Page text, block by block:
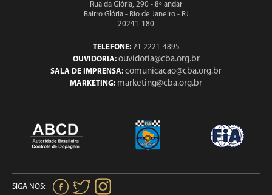
Rua da Glória, 290 - 8º andar
Bairro Glória - Rio de Janeiro - RJ
20241-180
TELEFONE:21 2221-4895
OUVIDORIA: ouvidoria@cba.org.br
SALA DE IMPRENSA: comunicacao@cba.org.br
MARKETING: marketing@cba.org.br
SIGA NOS: